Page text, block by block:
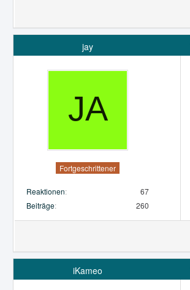
jay
Fortgeschrittener
Reaktionen
67
Beiträge
260
iKameo